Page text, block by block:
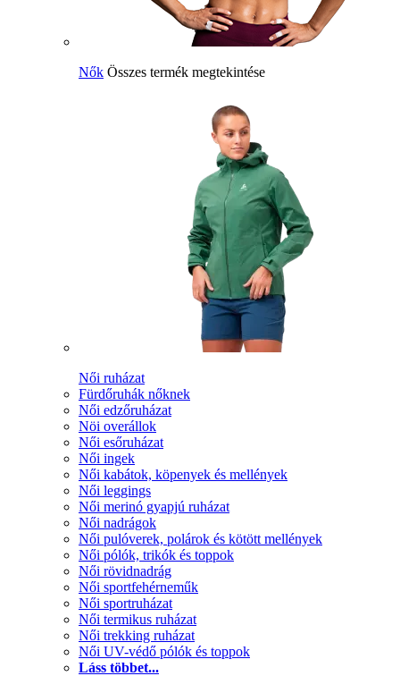
Nők Összes termék megtekintése
Női ruházat
Fürdőruhák nőknek
Női edzőruházat
Nöi overállok
Női esőruházat
Női ingek
Női kabátok, köpenyek és mellények
Női leggings
Női merinó gyapjú ruházat
Női nadrágok
Női pulóverek, polárok és kötött mellények
Női pólók, trikók és toppok
Női rövidnadrág
Női sportfehérneműk
Női sportruházat
Női termikus ruházat
Női trekking ruházat
Női UV-védő pólók és toppok
Láss többet...